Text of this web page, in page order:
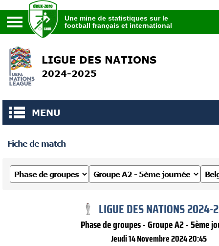
football français et international
Une mine de statistiques sur le
football français et international
LIGUE DES NATIONS
2024-2025
MENU
Fiche de match
LIGUE DES NATIONS
Phase de groupes - Groupe A2 - 5ème
Jeudi 14 Novembre 2024 20:45